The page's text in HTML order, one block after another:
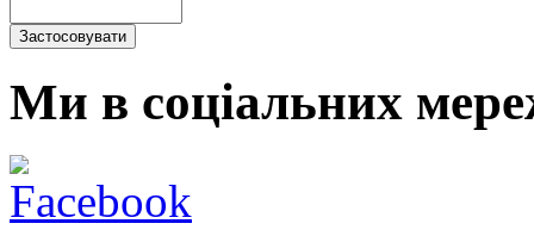
Ми в соціальних